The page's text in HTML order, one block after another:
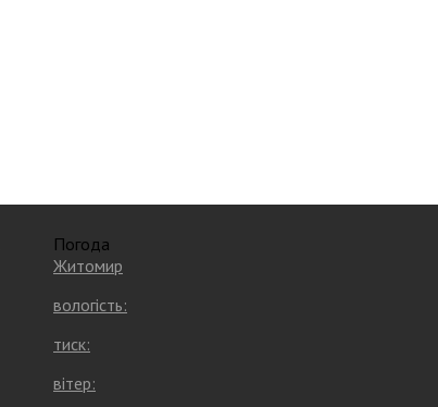
Погода
Житомир
вологість:
тиск:
вітер: